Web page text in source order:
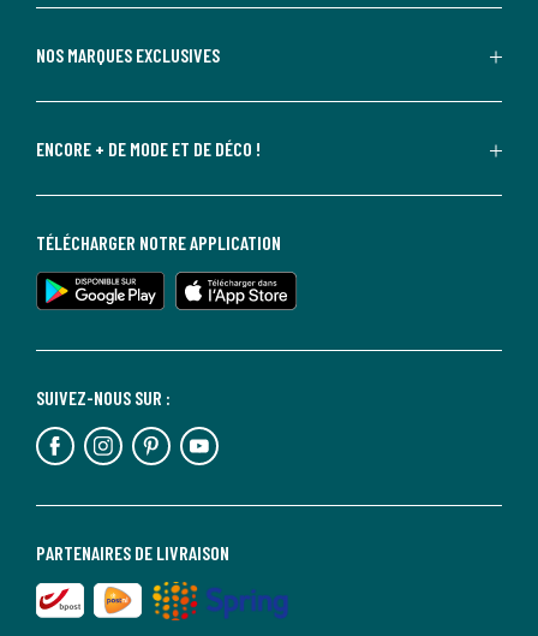
NOS MARQUES EXCLUSIVES
ENCORE + DE MODE ET DE DÉCO !
PARTENAIRES DE LIVRAISON
SUIVEZ-NOUS SUR :
TÉLÉCHARGER NOTRE APPLICATION